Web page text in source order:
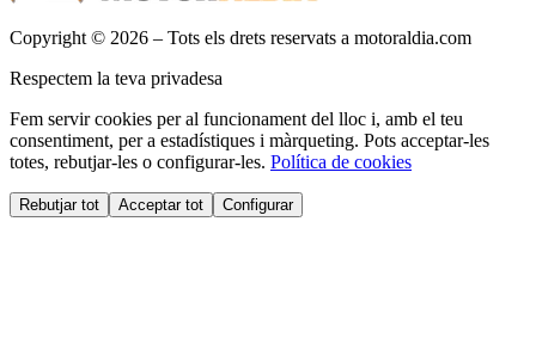
Copyright © 2026 – Tots els drets reservats a motoraldia.com
Respectem la teva privadesa
Fem servir cookies per al funcionament del lloc i, amb el teu
consentiment, per a estadístiques i màrqueting. Pots acceptar-les
totes, rebutjar-les o configurar-les. Política de cookies
Rebutjar tot Acceptar tot Configurar